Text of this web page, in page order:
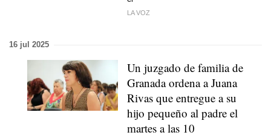
LA VOZ
16 jul 2025
Un juzgado de familia de
Granada ordena a Juana
Rivas que entregue a su
hijo pequeño al padre el
martes a las 10